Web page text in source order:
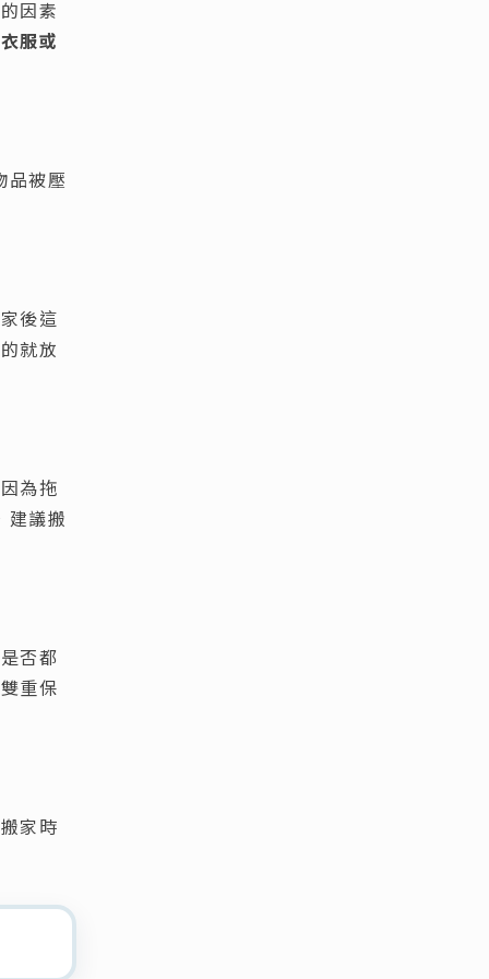
因素
服或
品被壓
後這
就放
為拖
建議搬
否都
重保
家時